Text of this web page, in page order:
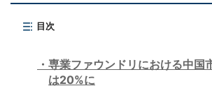
目次
専業ファウンドリにおける中国
は20%に